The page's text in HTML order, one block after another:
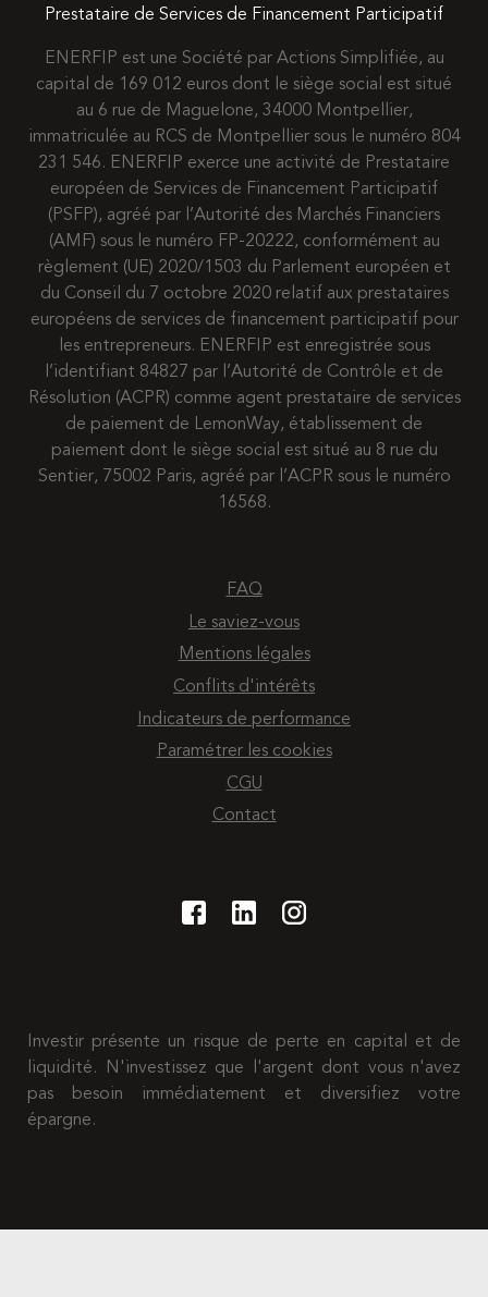
Prestataire de Services de Financement Participatif
ENERFIP est une Société par Actions Simplifiée, au
capital de 169 012 euros dont le siège social est situé
au 6 rue de Maguelone, 34000 Montpellier,
immatriculée au RCS de Montpellier sous le numéro 804
231 546. ENERFIP exerce une activité de Prestataire
européen de Services de Financement Participatif
(PSFP), agréé par l’Autorité des Marchés Financiers
(AMF) sous le numéro FP-20222, conformément au
règlement (UE) 2020/1503 du Parlement européen et
du Conseil du 7 octobre 2020 relatif aux prestataires
européens de services de financement participatif pour
les entrepreneurs. ENERFIP est enregistrée sous
l’identifiant 84827 par l’Autorité de Contrôle et de
Résolution (ACPR) comme agent prestataire de services
de paiement de LemonWay, établissement de
paiement dont le siège social est situé au 8 rue du
Sentier, 75002 Paris, agréé par l’ACPR sous le numéro
16568.
FAQ
Le saviez-vous
Mentions légales
Conflits d'intérêts
Indicateurs de performance
Paramétrer les cookies
CGU
Contact
Investir présente un risque de perte en capital et de
liquidité. N'investissez que l'argent dont vous n'avez
pas besoin immédiatement et diversifiez votre
épargne.